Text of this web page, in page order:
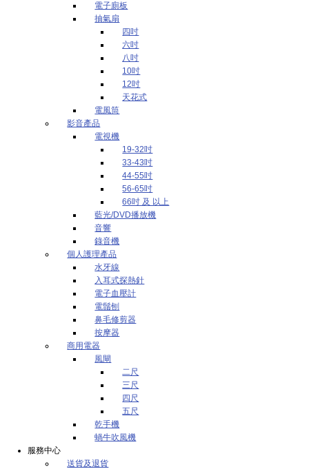
電子廁板
抽氣扇
四吋
六吋
八吋
10吋
12吋
天花式
電風筒
影音產品
電視機
19-32吋
33-43吋
44-55吋
56-65吋
66吋 及 以上
藍光/DVD播放機
音響
錄音機
個人護理產品
水牙線
入耳式探熱針
電子血壓計
電鬚刨
鼻毛修剪器
按摩器
商用電器
風閘
二尺
三尺
四尺
五尺
乾手機
蝸牛吹風機
服務中心
送貨及退貨